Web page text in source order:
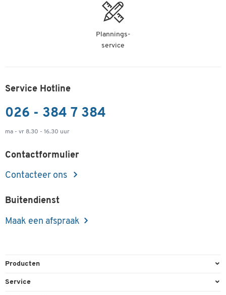
Plannings-
service
Service Hotline
026 - 384 7 384
ma - vr 8.30 - 16.30 uur
Contactformulier
Contacteer ons
Buitendienst
Maak een afspraak
Producten
Kantoorbenodigdheden
Service